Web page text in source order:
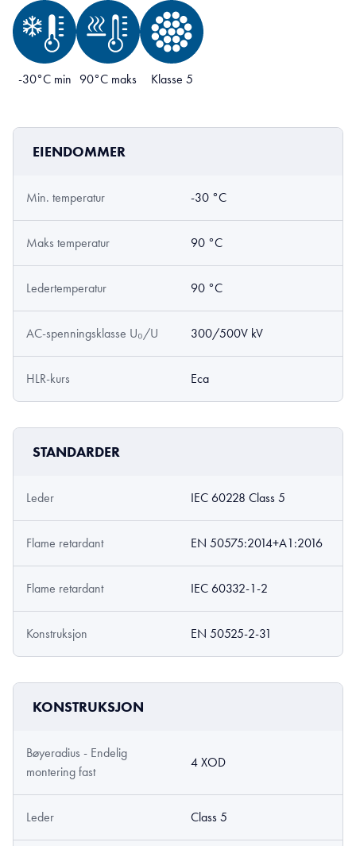
-30°C min 90°C maks Klasse 5
EIENDOMMER
Min. temperatur -30 °C
Maks temperatur 90 °C
Ledertemperatur 90 °C
AC-spenningsklasse U₀/U 300/500V kV
HLR-kurs Eca
STANDARDER
Leder IEC 60228 Class 5
Flame retardant EN 50575:2014+A1:2016
Flame retardant IEC 60332-1-2
Konstruksjon EN 50525-2-31
KONSTRUKSJON
Bøyeradius - Endelig
montering fast
4 XOD
Leder Class 5